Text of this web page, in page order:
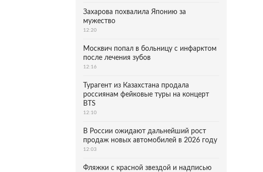
Захарова похвалила Японию за
мужество
12:20
Москвич попал в больницу с инфарктом
после лечения зубов
12:16
Турагент из Казахстана продала
россиянам фейковые туры на концерт
BTS
12:10
В России ожидают дальнейший рост
продаж новых автомобилей в 2026 году
12:03
Фляжки с красной звездой и надписью